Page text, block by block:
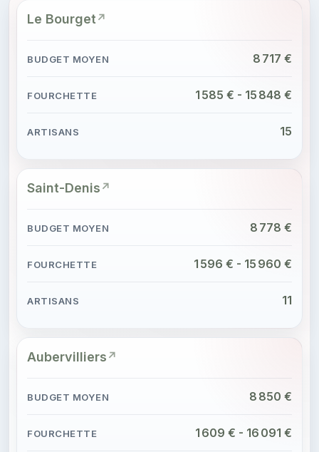
Le Bourget
8 717 €
1 585 € - 15 848 €
15
Saint-Denis
8 778 €
1 596 € - 15 960 €
11
Aubervilliers
8 850 €
1 609 € - 16 091 €